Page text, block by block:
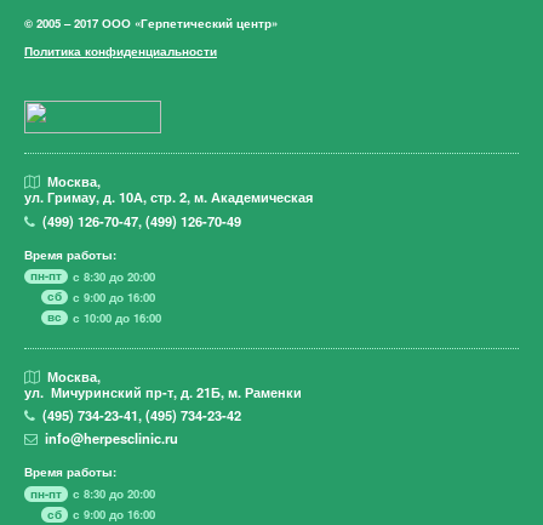
© 2005 – 2017 ООО «Герпетический центр»
Политика конфиденциальности
Москва,
ул. Гримау,д. 10А, стр. 2, м. Академическая
(499)126-70-47,(499)126-70-49
Время работы:
пн-пт
с 8:30 до 20:00
сб
с 9:00 до 16:00
вс
с 10:00 до 16:00
Москва,
ул. Мичуринский пр-т, д. 21Б, м. Раменки
(495)734-23-41,(495)734-23-42
info@herpesclinic.ru
Время работы:
пн-пт
с 8:30 до 20:00
сб
с 9:00 до 16:00